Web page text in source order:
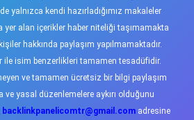
yalnızca kendi hazırladığımız makaleler
yer alan içerikler haber niteliği taşımamakta
hakkında paylaşım yapılmamaktadır.
ile isim benzerlikleri tamamen tesadüfidir.
ve tamamen ücretsiz bir bilgi paylaşım
ve yasal düzenlemelere aykırı olduğunu
backlinkpanelicomtr@gmail.comadresine